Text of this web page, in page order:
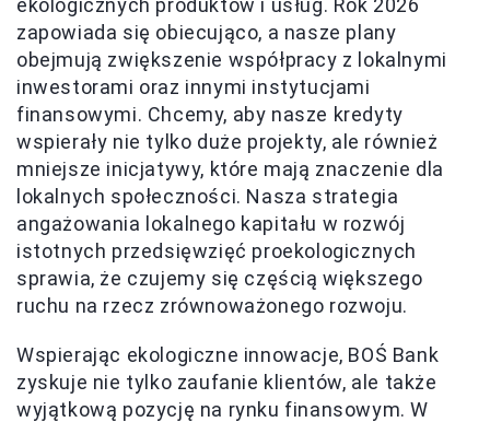
zapowiada się obiecująco, a nasze plany
obejmują zwiększenie współpracy z lokalnymi
inwestorami oraz innymi instytucjami
finansowymi. Chcemy, aby nasze kredyty
wspierały nie tylko duże projekty, ale również
mniejsze inicjatywy, które mają znaczenie dla
lokalnych społeczności. Nasza strategia
angażowania lokalnego kapitału w rozwój
istotnych przedsięwzięć proekologicznych
sprawia, że czujemy się częścią większego
ruchu na rzecz zrównoważonego rozwoju.
Wspierając ekologiczne innowacje, BOŚ Bank
zyskuje nie tylko zaufanie klientów, ale także
wyjątkową pozycję na rynku finansowym. W